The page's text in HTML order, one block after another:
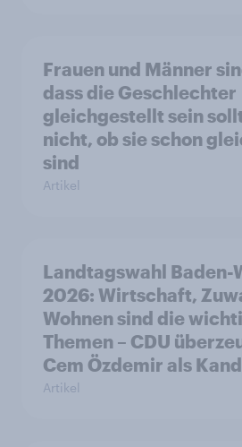
Frauen und Männer
dass die Geschlechter
gleichgestellt sein
nicht, ob sie schon
sind
Artikel
Landtagswahl
2026: Wirtschaft,
Wohnen sind die
Themen – CDU
Cem Özdemir als
Artikel